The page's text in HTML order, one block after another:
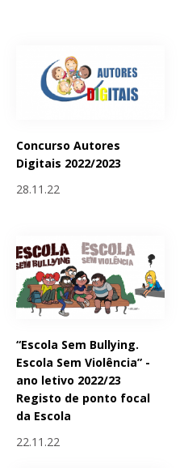
Concurso Autores
Digitais 2022/2023
28.11.22
“Escola Sem Bullying.
Escola Sem Violência” -
ano letivo 2022/23
Registo de ponto focal
da Escola
22.11.22